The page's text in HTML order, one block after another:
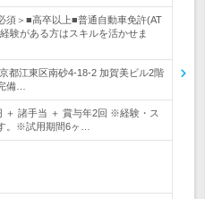
須＞■高卒以上■普通自動車免許(AT
験がある方はスキルを活かせま
都江東区南砂4-18-2 加賀美ビル2階
備…
＋ 諸手当 ＋ 賞与年2回 ※経験・ス
。※試用期間6ヶ…